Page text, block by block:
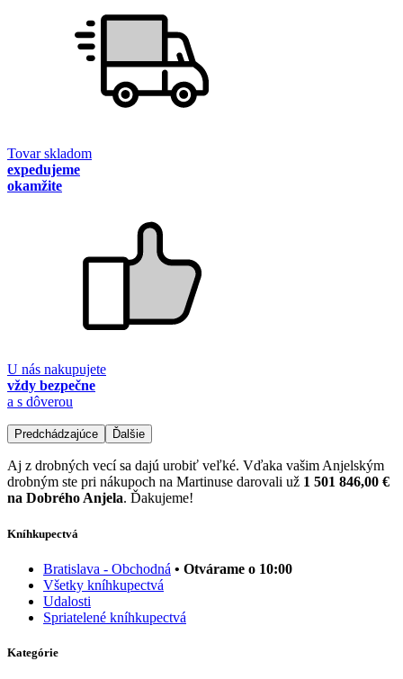
Tovar skladom
expedujeme
okamžite
U nás nakupujete
vždy bezpečne
a s dôverou
Predchádzajúce Ďalšie
Aj z drobných vecí sa dajú urobiť veľké. Vďaka vašim Anjelským
drobným ste pri nákupoch na Martinuse darovali už 1 501 846,00 €
na Dobrého Anjela. Ďakujeme!
Kníhkupectvá
Bratislava - Obchodná • Otvárame o 10:00
Všetky kníhkupectvá
Udalosti
Spriatelené kníhkupectvá
Kategórie